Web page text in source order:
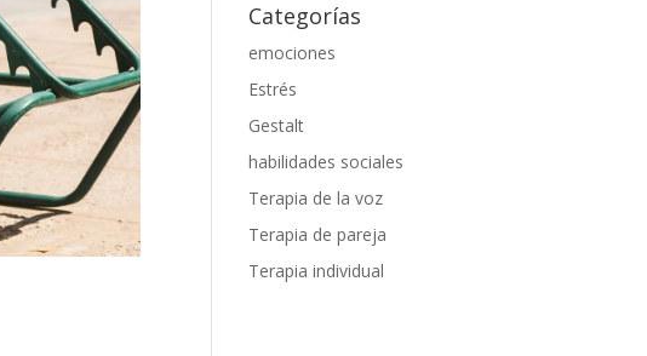
Categorías
emociones
Estrés
Gestalt
habilidades sociales
Terapia de la voz
Terapia de pareja
Terapia individual